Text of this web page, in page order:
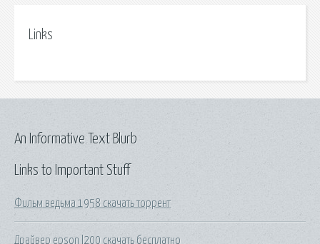
Links
Links to Important Stuff
Фильм ведьма 1958 скачать торрент
Драйвер epson l200 скачать бесплатно
An Informative Text Blurb